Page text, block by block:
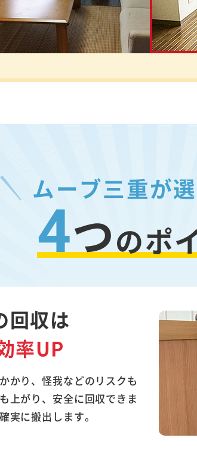
ムーブ三重が
4つのポ
回収は
率UP
かり、怪我などのリスクも
上がり、安全に回収できま
実に搬出します。